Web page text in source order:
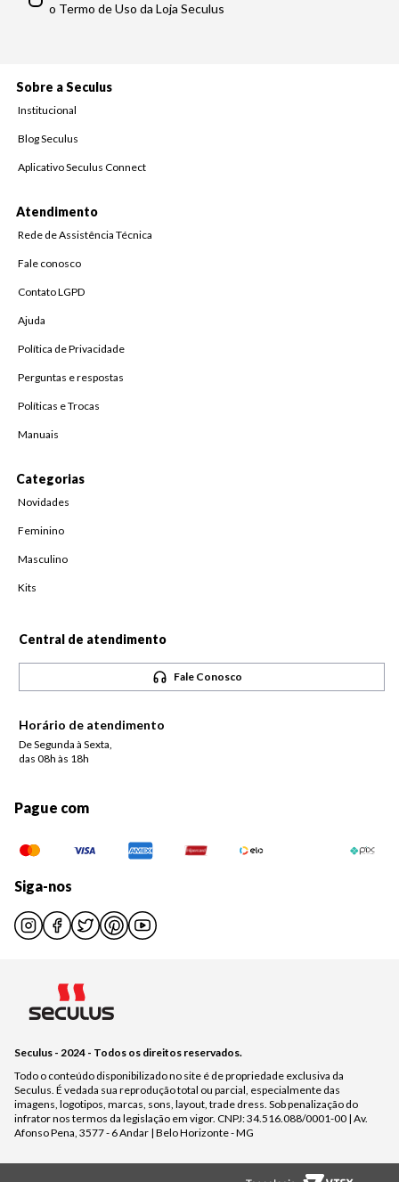
o Termo de Uso da Loja Seculus
Sobre a Seculus
Institucional
Blog Seculus
Aplicativo Seculus Connect
Atendimento
Rede de Assistência Técnica
Fale conosco
Contato LGPD
Ajuda
Política de Privacidade
Perguntas e respostas
Políticas e Trocas
Manuais
Categorias
Novidades
Feminino
Masculino
Kits
Central de atendimento
Fale Conosco
Horário de atendimento
De Segunda à Sexta,
das 08h às 18h
Pague com
Siga-nos
Seculus - 2024 - Todos os direitos reservados.
Todo o conteúdo disponibilizado no site é de propriedade exclusiva da
Seculus. É vedada sua reprodução total ou parcial, especialmente das
imagens, logotipos, marcas, sons, layout, trade dress. Sob penalização do
infrator nos termos da legislação em vigor. CNPJ: 34.516.088/0001-00 | Av.
Afonso Pena, 3577 - 6 Andar | Belo Horizonte - MG